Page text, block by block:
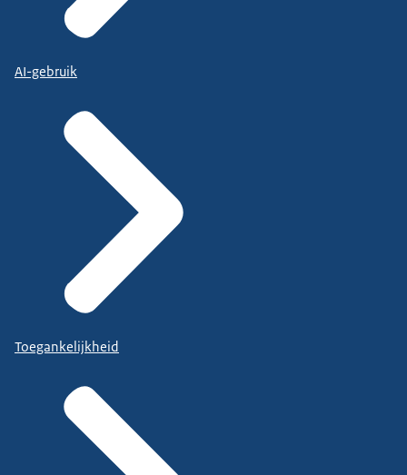
AI-gebruik
Toegankelijkheid